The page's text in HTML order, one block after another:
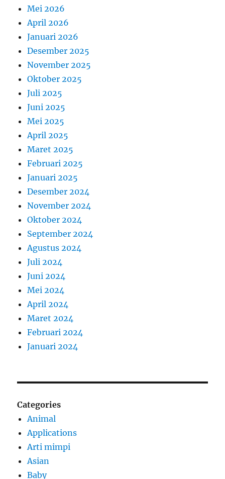
Mei 2026
April 2026
Januari 2026
Desember 2025
November 2025
Oktober 2025
Juli 2025
Juni 2025
Mei 2025
April 2025
Maret 2025
Februari 2025
Januari 2025
Desember 2024
November 2024
Oktober 2024
September 2024
Agustus 2024
Juli 2024
Juni 2024
Mei 2024
April 2024
Maret 2024
Februari 2024
Januari 2024
Categories
Animal
Applications
Arti mimpi
Asian
Baby